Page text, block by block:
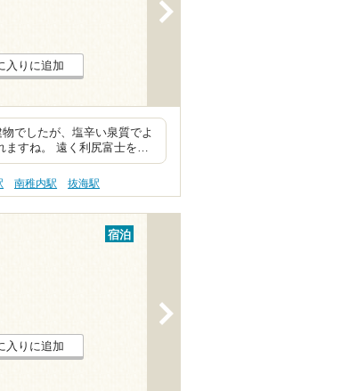
入りに追加
でしたが、塩辛い泉質でよ
ますね。 遠く利尻富士を…
南稚内駅 抜海駅
宿泊
入りに追加